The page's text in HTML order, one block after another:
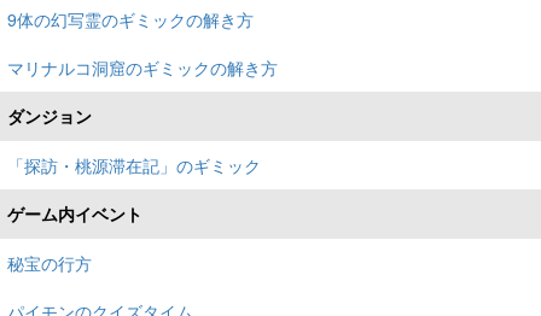
9体の幻写霊のギミックの解き方
マリナルコ洞窟のギミックの解き方
ダンジョン
「探訪・桃源滞在記」のギミック
ゲーム内イベント
秘宝の行方
パイモンのクイズタイム